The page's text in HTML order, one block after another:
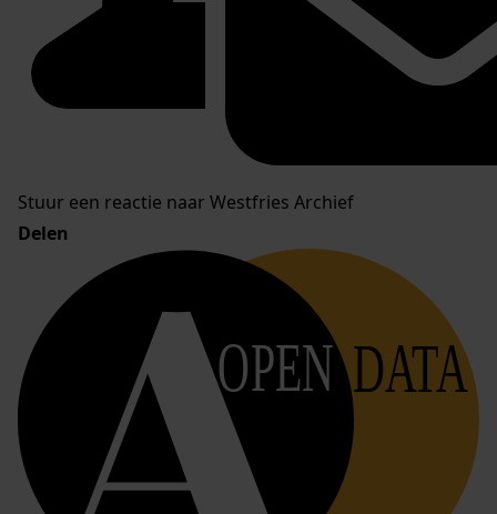
Stuur een reactie naar Westfries Archief
Delen
OPEN DATA